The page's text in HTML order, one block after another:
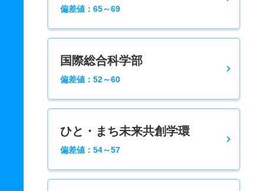
偏差値：65～69
国際総合科学部
偏差値：52～60
ひと・まち未来共創学環
偏差値：54～57